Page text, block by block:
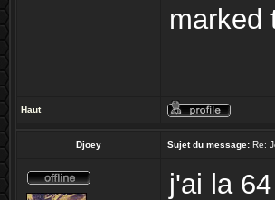
marked
Haut
Djoey Sujet du message: Re:
j'ai la